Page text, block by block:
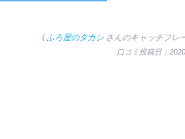
( ふろ屋のタカシ さんのキャッチフレ
口コミ投稿日：